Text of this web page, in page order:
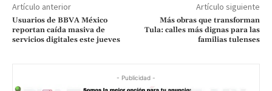
Artículo anterior
Usuarios de BBVA México
reportan caída masiva de
servicios digitales este jueves
Artículo siguiente
Más obras que transforman
Tula: calles más dignas para las
familias tulenses
- Publicidad -